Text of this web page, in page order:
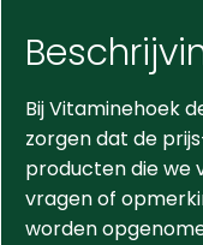
Bij Vitaminehoek
zorgen dat de
producten die we
vragen of
worden